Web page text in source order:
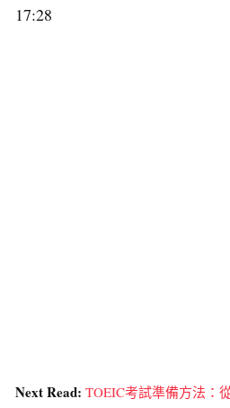
17:28
Next Read: TOEIC考試準備方法：